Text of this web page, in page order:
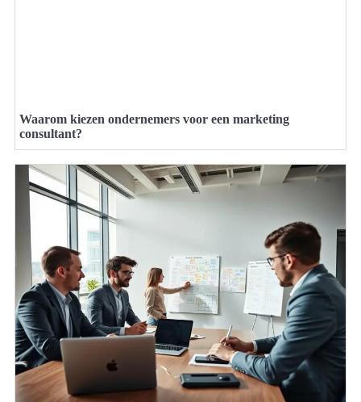
Waarom kiezen ondernemers voor een marketing
consultant?